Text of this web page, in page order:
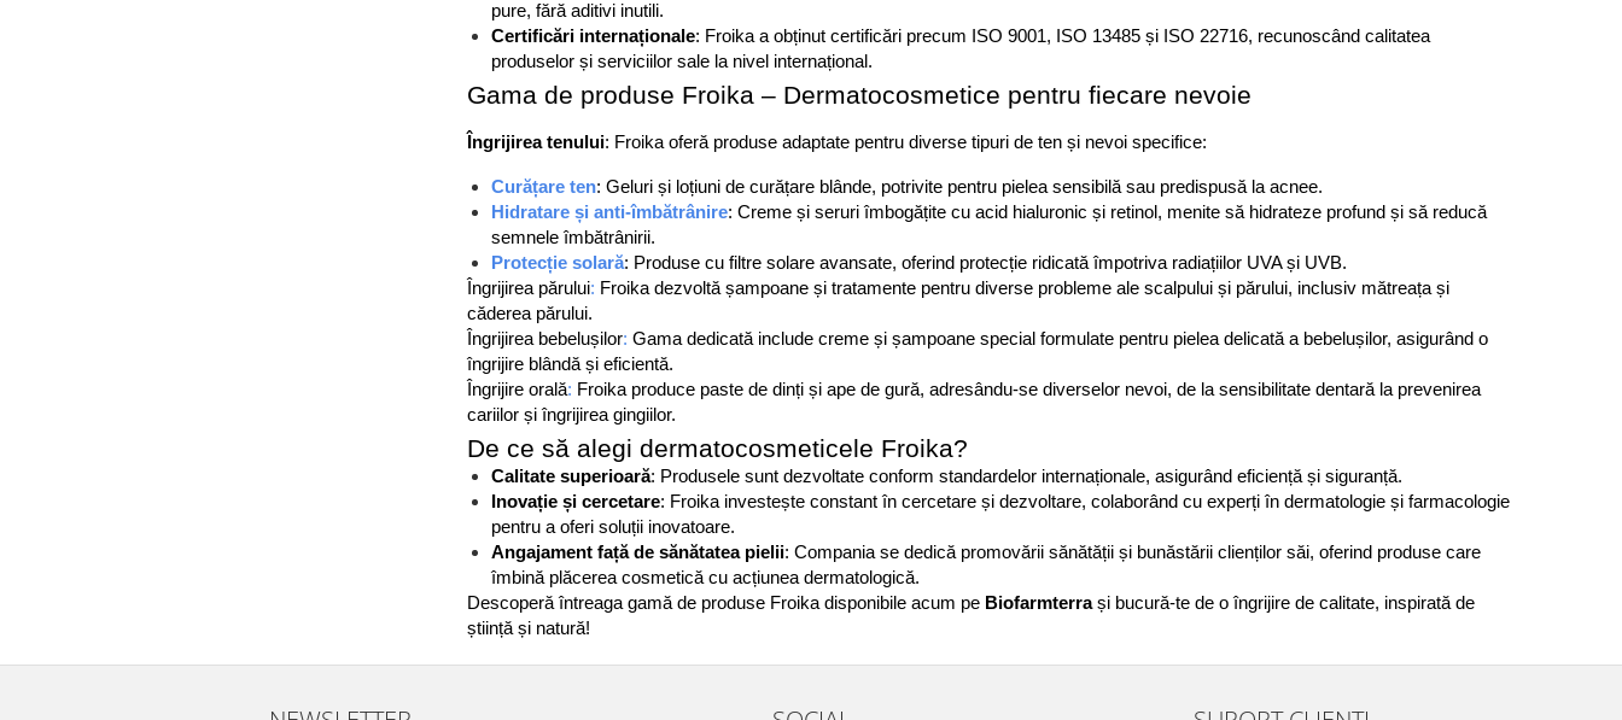
pure, fără aditivi inutili.
Certificări internaționale: Froika a obținut certificări precum ISO 9001, ISO 13485 și ISO 22716, recunoscând calitatea
produselor și serviciilor sale la nivel internațional.
Gama de produse Froika – Dermatocosmetice pentru fiecare nevoie
Îngrijirea tenului: Froika oferă produse adaptate pentru diverse tipuri de ten și nevoi specifice:​
Curățare ten: Geluri și loțiuni de curățare blânde, potrivite pentru pielea sensibilă sau predispusă la acnee. ​
Hidratare și anti-îmbătrânire: Creme și seruri îmbogățite cu acid hialuronic și retinol, menite să hidrateze profund și să reducă
semnele îmbătrânirii. ​
Protecție solară: Produse cu filtre solare avansate, oferind protecție ridicată împotriva radiațiilor UVA și UVB.
Îngrijirea părului: Froika dezvoltă șampoane și tratamente pentru diverse probleme ale scalpului și părului, inclusiv mătreața și
căderea părului. ​
Îngrijirea bebelușilor: Gama dedicată include creme și șampoane special formulate pentru pielea delicată a bebelușilor, asigurând o
îngrijire blândă și eficientă. ​
Îngrijire orală: Froika produce paste de dinți și ape de gură, adresându-se diverselor nevoi, de la sensibilitate dentară la prevenirea
cariilor și îngrijirea gingiilor. ​
De ce să alegi dermatocosmeticele Froika?
Calitate superioară: Produsele sunt dezvoltate conform standardelor internaționale, asigurând eficiență și siguranță. ​
Inovație și cercetare: Froika investește constant în cercetare și dezvoltare, colaborând cu experți în dermatologie și farmacologie
pentru a oferi soluții inovatoare.
Angajament față de sănătatea pielii: Compania se dedică promovării sănătății și bunăstării clienților săi, oferind produse care
îmbină plăcerea cosmetică cu acțiunea dermatologică.
Descoperă întreaga gamă de produse Froika disponibile acum pe Biofarmterra și bucură-te de o îngrijire de calitate, inspirată de
știință și natură!